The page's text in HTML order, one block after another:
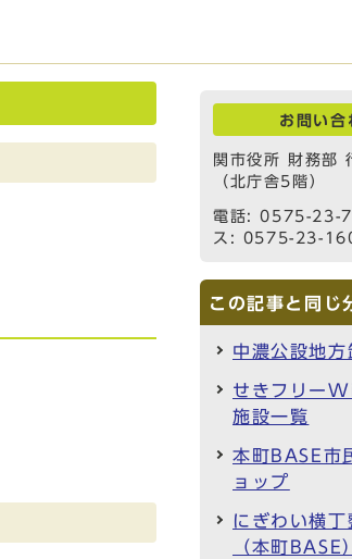
お問い合
関市役所 財務部
（北庁舎5階）
電話: 0575-23-
ス: 0575-23-
この記事と同じ
中濃公設地方
せきフリー
施設一覧
本町BASE市
ョップ
にぎわい横丁
（本町BASE）